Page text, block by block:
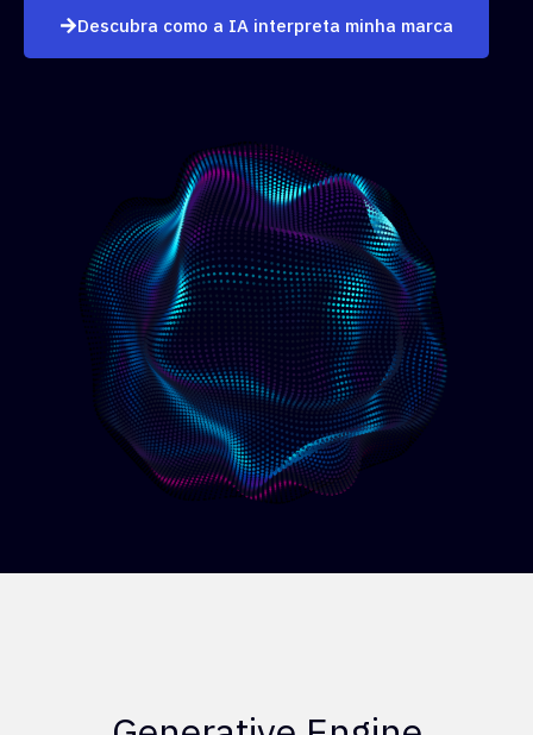
Descubra como a IA interpreta minha marca